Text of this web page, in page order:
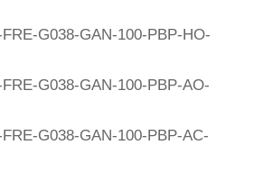
G038-GAN-100-PBP-HO-
G038-GAN-100-PBP-AO-
G038-GAN-100-PBP-AC-